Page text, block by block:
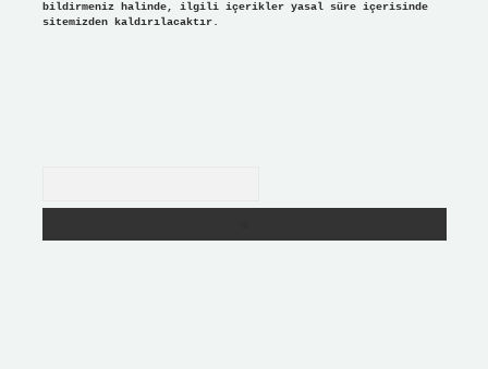
bildirmeniz halinde, ilgili içerikler yasal süre içerisinde
sitemizden kaldırılacaktır.